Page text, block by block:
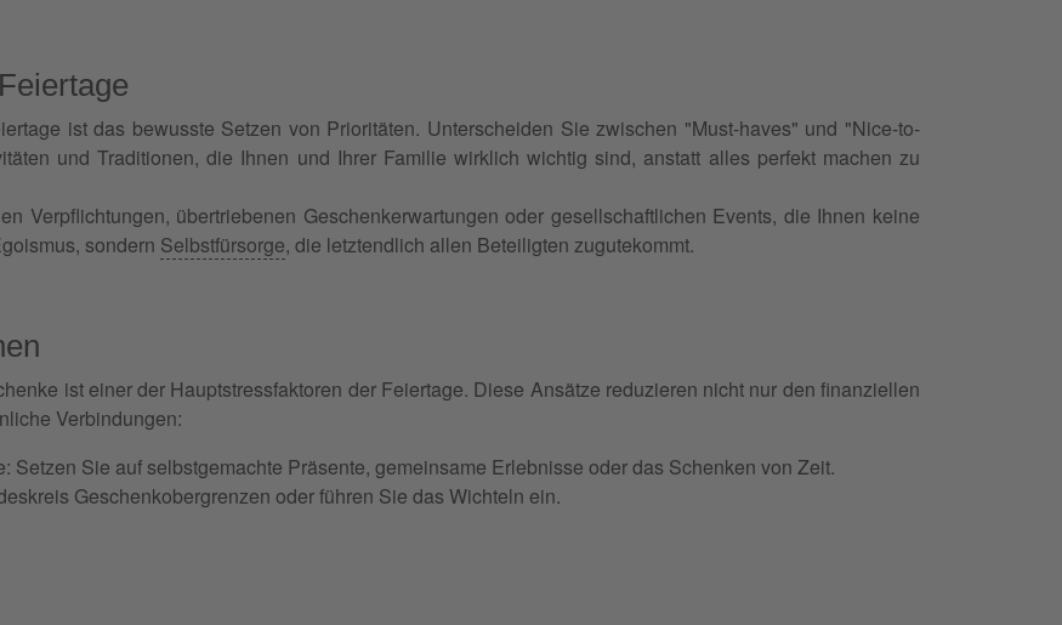
ist das bewusste Setzen von Prioritäten. Unterscheiden Sie zwischen "Must-haves" und "Nice-to-
und Traditionen, die Ihnen und Ihrer Familie wirklich wichtig sind, anstatt alles perfekt machen zu
Verpflichtungen, übertriebenen Geschenkerwartungen oder gesellschaftlichen Events, die Ihnen keine
sondern Selbstfürsorge, die letztendlich allen Beteiligten zugutekommt.
ist einer der Hauptstressfaktoren der Feiertage. Diese Ansätze reduzieren nicht nur den finanziellen
Verbindungen:
Setzen Sie auf selbstgemachte Präsente, gemeinsame Erlebnisse oder das Schenken von Zeit.
Geschenkobergrenzen oder führen Sie das Wichteln ein.